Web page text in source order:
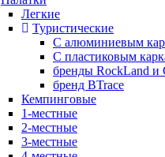
Легкие
Туристические
С алюминиевым
С пластиковым
бренды RockLand и
бренд BTrace
Кемпинговые
1-местные
2-местные
3-местные